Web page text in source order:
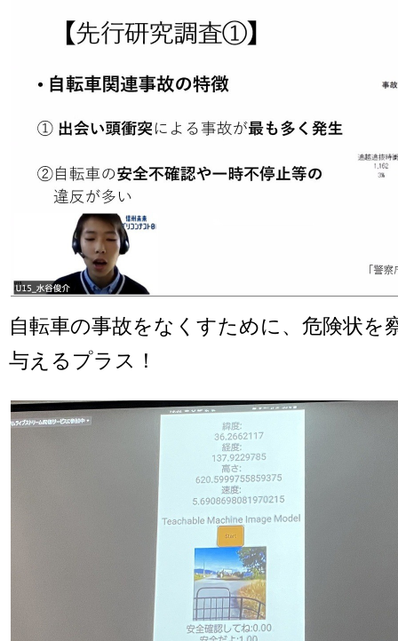
自転車の事故をなくすために、危険状を
与えるプラス！